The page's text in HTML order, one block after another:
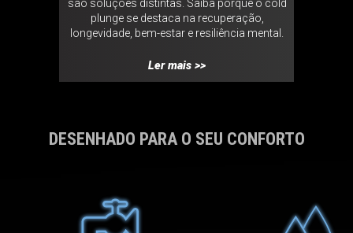
são soluções distintas. Saiba porque o cold
plunge se destaca na recuperação,
longevidade, bem-estar e resiliência mental.
Ler mais >>
DESENHADO PARA O SEU CONFORTO